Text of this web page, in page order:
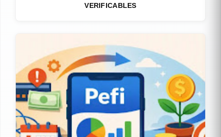
VERIFICABLES